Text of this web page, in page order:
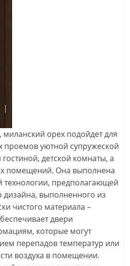
миланский орех подойдет для
уютной супружеской
детской комнаты, а
помещений. Она выполнена
технологии, предполагающей
дизайна, выполненного из
чистого материала –
двери
которые могут
перепадов температур или
воздуха в помещении.